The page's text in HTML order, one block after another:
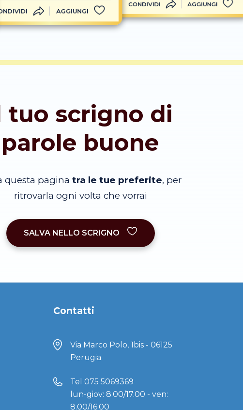
AGGIUNGI
CONDIVIDI AGGIUNGI
tuo scrigno di
parole buone
questa pagina tra le tue preferite, per
ritrovarla ogni volta che vorrai
SALVA NELLO SCRIGNO
Contatti
Via Marco Polo, 1bis - 06125
Perugia
Tel 075 5069369
lun-giov: 8.00/17.00 - ven:
8.00/16.00